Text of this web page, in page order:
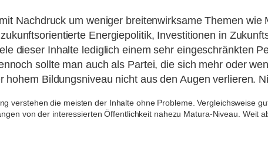
Nachdruck um weniger breitenwirksame Themen wie
Energiepolitik, Investitionen in
dieser Inhalte lediglich einem sehr eingeschränkten
sollte man auch als Partei, die sich mehr oder
Bildungsniveau nicht aus den Augen verlieren.
verstehen die meisten der Inhalte ohne Probleme. Vergleichsweise
von der interessierten Öffentlichkeit nahezu Matura-Niveau. Weit